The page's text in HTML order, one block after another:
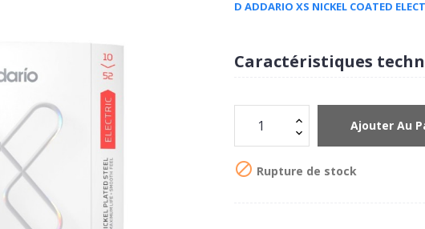
D ADDARIO XS NICKEL COATED
Caractéristiques
Ajouter Au
 Rupture de stock